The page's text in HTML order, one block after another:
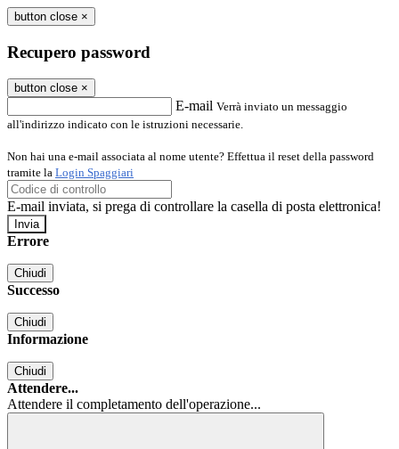
button close ×
Recupero password
button close ×
E-mail Verrà inviato un messaggio
all'indirizzo indicato con le istruzioni necessarie.
Non hai una e-mail associata al nome utente? Effettua il reset della password
tramite la Login Spaggiari
E-mail inviata, si prega di controllare la casella di posta elettronica!
Errore
Chiudi
Successo
Chiudi
Informazione
Chiudi
Attendere...
Attendere il completamento dell'operazione...